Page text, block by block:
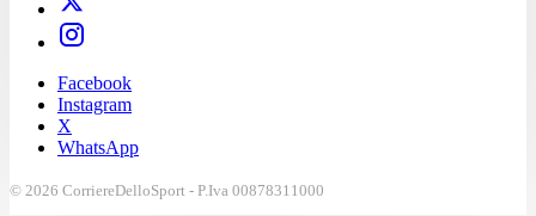
Facebook
Instagram
X
WhatsApp
© 2026 CorriereDelloSport - P.Iva 00878311000